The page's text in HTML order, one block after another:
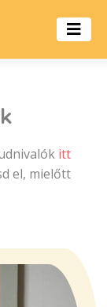
itt
el, mielőtt